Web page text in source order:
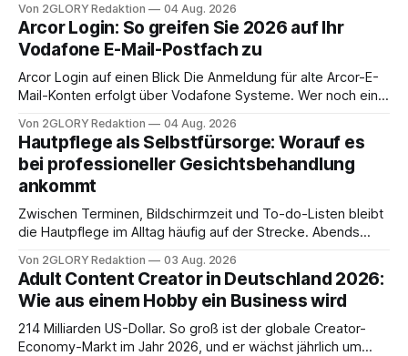
abwesenheiten und die gesamte kommunikation rund um
Ihr personal digital zu organisieren. In diesem Leitfaden
erfahren Sie alles, was Sie für einen reibungslosen Einstieg
brauchen, von der Registrierung
Von 2GLORY Redaktion 04 Aug. 2026
Arcor Login: So greifen Sie 2026 auf Ihr
Vodafone E-Mail-Postfach zu
Arcor Login auf einen Blick Die Anmeldung für alte Arcor-E-
Mail-Konten erfolgt über Vodafone Systeme. Wer noch eine
besitzt, loggt sich heute über das Vodafone E-Mail & Cloud
Portal ein. Der klassische Arcor Login über mail.
Von 2GLORY Redaktion 04 Aug. 2026
Hautpflege als Selbstfürsorge: Worauf es
bei professioneller Gesichtsbehandlung
ankommt
Zwischen Terminen, Bildschirmzeit und To-do-Listen bleibt
die Hautpflege im Alltag häufig auf der Strecke. Abends
Drogerie – mehr ist zeitlich oft nicht drin. Dabei reagiert die
Haut empfindlich auf Stress, Schlafmangel und
Umwelteinflüsse: Sie wirkt müde, spannt oder neigt zu
Unreinheiten. Professionelle
Von 2GLORY Redaktion 03 Aug. 2026
Adult Content Creator in Deutschland 2026:
Wie aus einem Hobby ein Business wird
214 Milliarden US-Dollar. So groß ist der globale Creator-
Economy-Markt im Jahr 2026, und er wächst jährlich um